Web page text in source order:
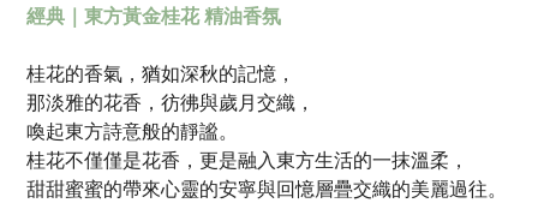
經典｜東方黃金桂花 精油香氛
桂花的香氣，猶如深秋的記憶，
那淡雅的花香，彷彿與歲月交織，
喚起東方詩意般的靜謐。
桂花不僅僅是花香，更是融入東方生活的一抹溫柔，
甜甜蜜蜜的帶來心靈的安寧與回憶層疊交織的美麗過往。